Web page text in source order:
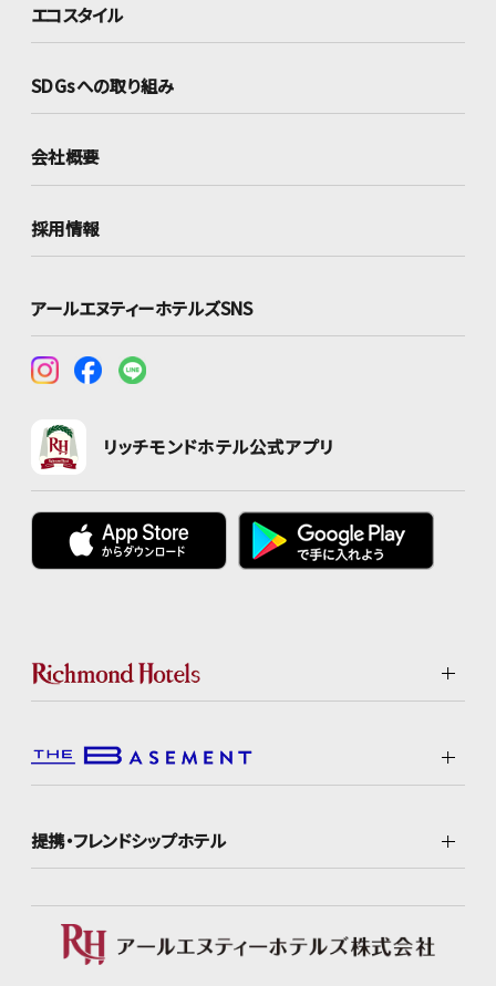
エコスタイル
SDGsへの取り組み
会社概要
採用情報
アールエヌティーホテルズSNS
リッチモンドホテル公式アプリ
提携・フレンドシップホテル